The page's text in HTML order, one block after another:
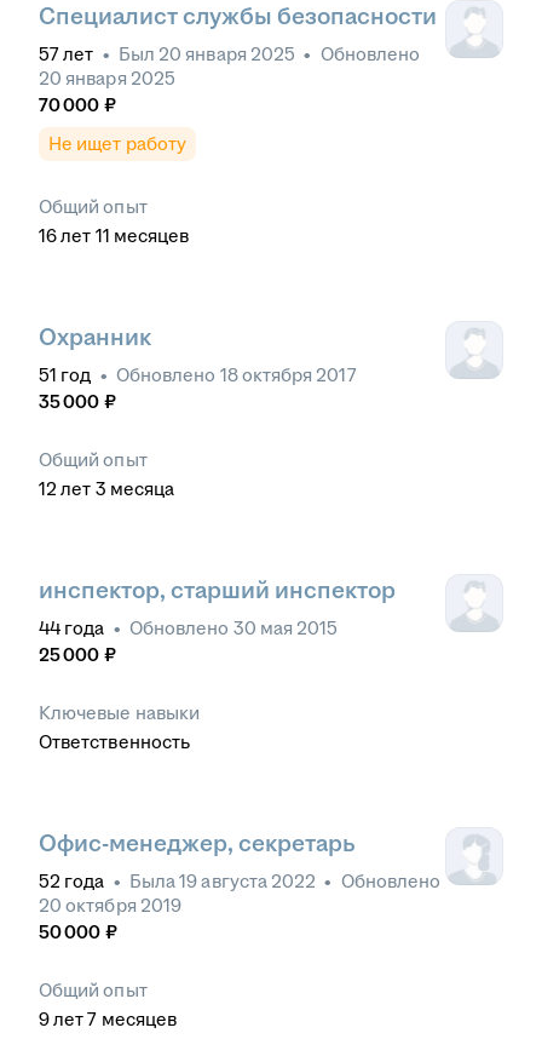
Специалист службы безопасности
57лет • Был 20 января 2025 • Обновлено
20 января 2025
70 000 ₽
Не ищет работу
Общий опыт
16лет 11 месяцев
Охранник
51 год • Обновлено 18 октября 2017
35 000 ₽
Общий опыт
12 лет 3 месяца
инспектор, старший инспектор
44 года • Обновлено 30 мая 2015
25 000 ₽
Ключевые навыки
Ответственность
Офис-менеджер, секретарь
52 года • Была19 августа 2022 • Обновлено
20 октября 2019
50 000 ₽
Общий опыт
9лет 7 месяцев